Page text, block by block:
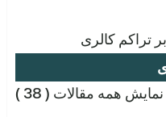
تراکم کالری
نمایش همه مقالات ( 38 )